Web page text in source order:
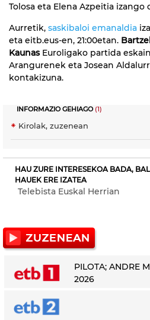
Tolosa eta Elena Azpeitia izango
Aurretik, saskibaloi emanaldia
eta eitb.eus-en, 21:00etan.
Kaunas Euroligako partida
Arangurenek eta Josean
kontakizuna.
INFORMAZIO GEHIAGO(1)
Kirolak, zuzenean
HAU ZURE INTERESEKOA BADA,
HAUEK ERE IZATEA
Telebista Euskal Herrian
PILOTA; ANDRE
2026